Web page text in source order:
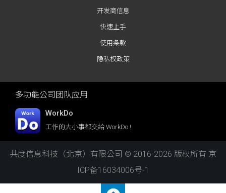
开发商信息
快速上手
使用条款
隐私权政策
多功能公司团队应用
WorkDo
工作的大小事都交給 WorkDo !
共度信息科技（北京）有限公司 © 2016-2026 版权所有 京
ICP备16034006号-1